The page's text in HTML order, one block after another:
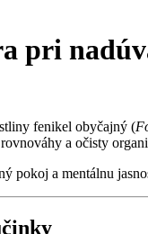
pri
fenikel obyčajný (
a očisty
a mentálnu